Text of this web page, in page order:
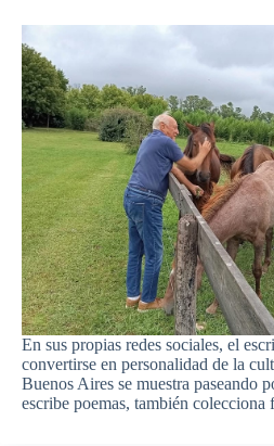
En sus propias redes sociales, el
convertirse en personalidad de la
Buenos Aires se muestra paseando
escribe poemas, también colecciona